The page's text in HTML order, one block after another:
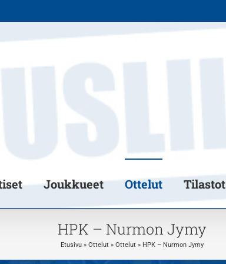
Joukkueet Ottelut Tilastot
HPK – Nurmon Jymy
Etusivu» Ottelut» Ottelut» HPK – Nurmon Jymy